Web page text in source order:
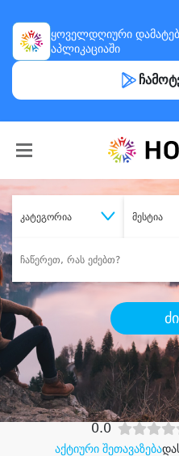
ყოველდღიური
აპლიკაციაში
კატეგორია მესტია
შეიძინე
დიდი
აქტიური შეთავაზება
0.0